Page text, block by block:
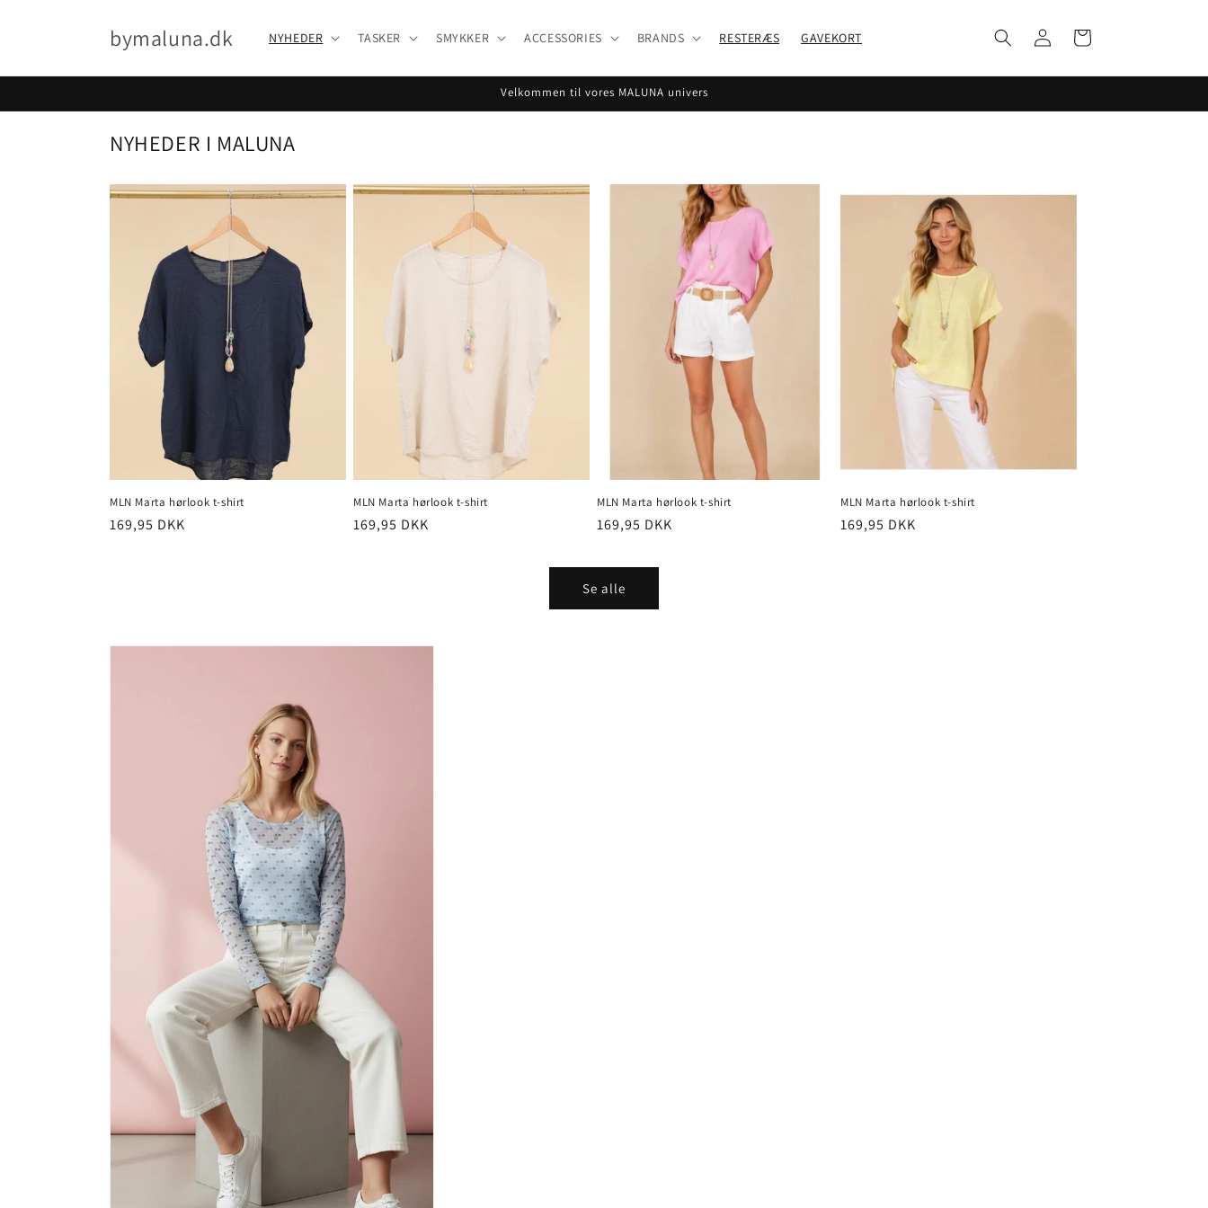
bymaluna.dk NYHEDER TASKER SMYKKER ACCESSORIES BRANDS RESTERÆS GAVEKORT
Log
ind
Indkøbskurv
Velkommen til vores MALUNA univers
NYHEDER I MALUNA
MLN Marta hørlook t-shirt
Normalpris
169,95 DKK
MLN Marta hørlook t-shirt
Normalpris
169,95 DKK
MLN Marta hørlook t-shirt
Normalpris
169,95 DKK
MLN Marta hørlook t-shirt
Normalpris
169,95 DKK
Se alle